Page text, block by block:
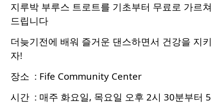
지루박 부루스 트로트를 기초부터 무료로 가르쳐
드립니다
더늦기전에 배워 즐거운 댄스하면서 건강을 지키
자!
장소 : Fife Community Center
시간 : 매주 화요일, 목요일 오후 2시 30분부터 5